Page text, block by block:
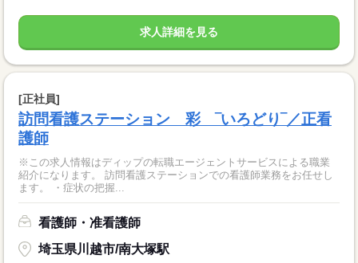
求人詳細を見る
[正社員]
訪問看護ステーション 彩 ‾いろどり‾／正看
護師
※この求人情報はディップの転職エージェントサービスによる職業
紹介になります。 訪問看護ステーションでの看護師業務をお任せし
ます。 ・症状の把握...
看護師・准看護師
埼玉県川越市/南大塚駅